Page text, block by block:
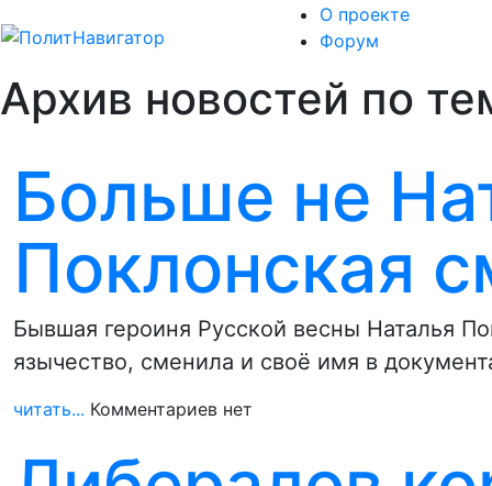
О проекте
Форум
Архив новостей по
Больше не
Поклонская
Бывшая героиня Русской весны Наталья
язычество, сменила и своё имя в
читать... Комментариев нет